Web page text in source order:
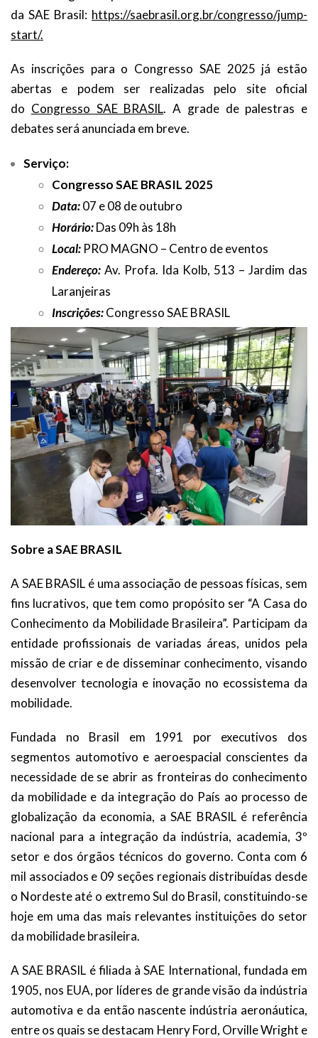
da SAE Brasil: https://saebrasil.org.br/congresso/jump-
start/.
As inscrições para o Congresso SAE 2025 já estão
abertas e podem ser realizadas pelo site oficial
do Congresso SAE BRASIL. A grade de palestras e
debates será anunciada em breve.
Serviço:
Congresso SAE BRASIL 2025
Data:07 e 08 de outubro
Horário:Das 09h às 18h
Local: PRO MAGNO – Centro de eventos
Endereço: Av. Profa. Ida Kolb, 513 – Jardim das
Laranjeiras
Inscrições:Congresso SAE BRASIL
Sobre a SAE BRASIL
A SAE BRASIL é uma associação de pessoas físicas, sem
fins lucrativos, que tem como propósito ser “A Casa do
Conhecimento da Mobilidade Brasileira”. Participam da
entidade profissionais de variadas áreas, unidos pela
missão de criar e de disseminar conhecimento, visando
desenvolver tecnologia e inovação no ecossistema da
mobilidade.
Fundada no Brasil em 1991 por executivos dos
segmentos automotivo e aeroespacial conscientes da
necessidade de se abrir as fronteiras do conhecimento
da mobilidade e da integração do País ao processo de
globalização da economia, a SAE BRASIL é referência
nacional para a integração da indústria, academia, 3º
setor e dos órgãos técnicos do governo. Conta com 6
mil associados e 09 seções regionais distribuídas desde
o Nordeste até o extremo Sul do Brasil, constituindo-se
hoje em uma das mais relevantes instituições do setor
da mobilidade brasileira.
A SAE BRASIL é filiada à SAE International, fundada em
1905, nos EUA, por líderes de grande visão da indústria
automotiva e da então nascente indústria aeronáutica,
entre os quais se destacam Henry Ford, Orville Wright e